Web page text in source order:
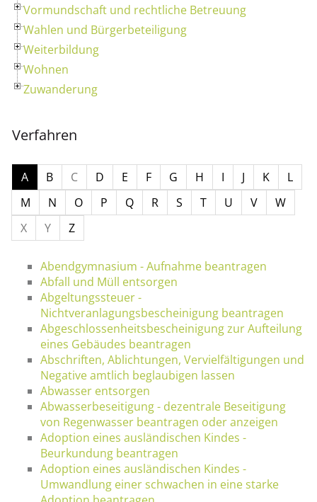
Vormundschaft und rechtliche Betreuung
Wahlen und Bürgerbeteiligung
Weiterbildung
Wohnen
Zuwanderung
Verfahren
A B C D E F G H I J K
L
M
N O P Q R S T U V
W
X
Y Z
Abendgymnasium - Aufnahme beantragen
Abfall und Müll entsorgen
Abgeltungssteuer -
Nichtveranlagungsbescheinigung beantragen
Abgeschlossenheitsbescheinigung zur Aufteilung
eines Gebäudes beantragen
Abschriften, Ablichtungen, Vervielfältigungen und
Negative amtlich beglaubigen lassen
Abwasser entsorgen
Abwasserbeseitigung - dezentrale Beseitigung
von Regenwasser beantragen oder anzeigen
Adoption eines ausländischen Kindes -
Beurkundung beantragen
Adoption eines ausländischen Kindes -
Umwandlung einer schwachen in eine starke